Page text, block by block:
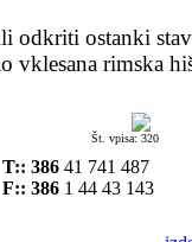
odkriti ostanki
vklesana rimska
Št. vpisa: 320
T:: 386 41 741 487
F:: 386 1 44 43 143